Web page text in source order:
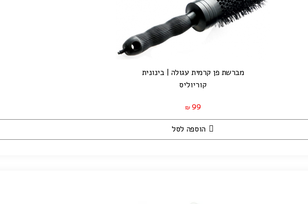
מברשת פן קרמית עגולה | בינונית
קוריוליס
₪ 99
הוספה לסל